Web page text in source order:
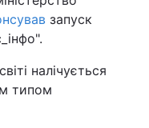
запуск
налічується
типом